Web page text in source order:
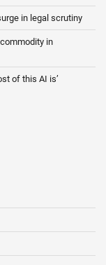
in legal scrutiny
in
of this AI is’